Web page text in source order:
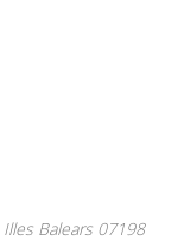
Illes Balears 07198